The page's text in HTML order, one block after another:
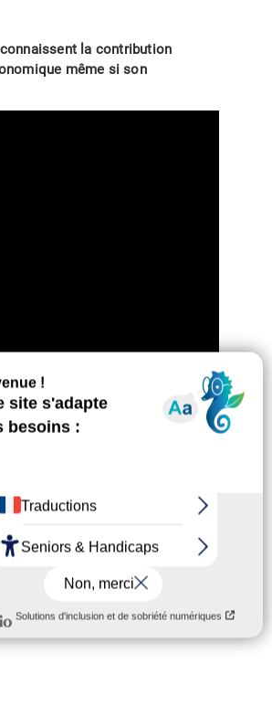
la contribution
même si son
sanitaire ou concernant les
l’UE pour aider les entreprises
le bon sens, même s’ils
l’Union européenne
contre 68% pour les entreprises